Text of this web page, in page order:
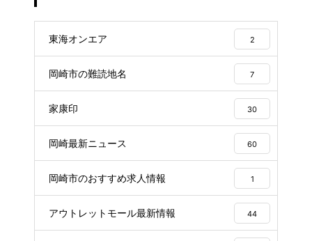
東海オンエア 2
岡崎市の難読地名 7
家康印 30
岡崎最新ニュース 60
岡崎市のおすすめ求人情報 1
アウトレットモール最新情報 44